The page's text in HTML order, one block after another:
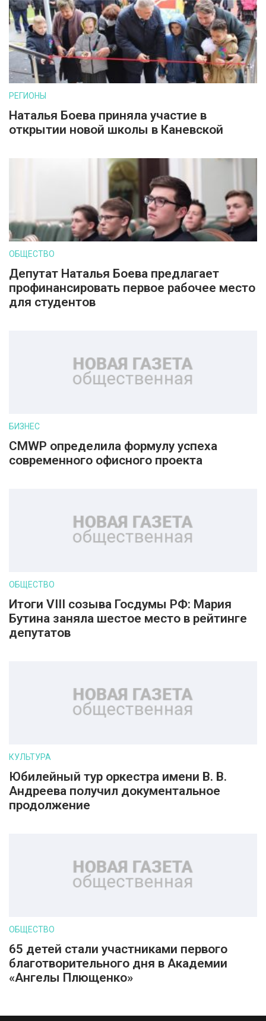
РЕГИОНЫ
Наталья Боева приняла участие в
открытии новой школы в Каневской
ОБЩЕСТВО
Депутат Наталья Боева предлагает
профинансировать первое рабочее место
для студентов
БИЗНЕС
CMWP определила формулу успеха
современного офисного проекта
ОБЩЕСТВО
Итоги VIII созыва Госдумы РФ: Мария
Бутина заняла шестое место в рейтинге
депутатов
КУЛЬТУРА
Юбилейный тур оркестра имени В. В.
Андреева получил документальное
продолжение
ОБЩЕСТВО
65 детей стали участниками первого
благотворительного дня в Академии
«Ангелы Плющенко»